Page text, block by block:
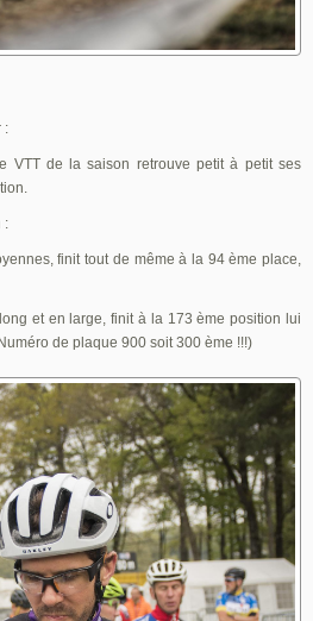
:
VTT de la saison retrouve petit à petit ses
:
finit tout de même à la 94 ème place,
et en large, finit à la 173 ème position lui
de plaque 900 soit 300 ème !!!)